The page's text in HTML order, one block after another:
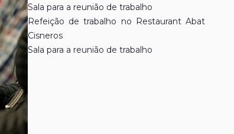
Sala para a reunião de trabalho
Refeição de trabalho no Restaurant Abat
Cisneros
Sala para a reunião de trabalho